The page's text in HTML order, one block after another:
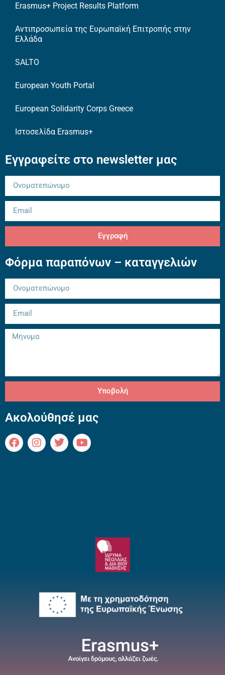
Erasmus+ Project Results Platform
Αντιπροσωπεία της Ευρωπαϊκή Επιτροπής στην
Ελλάδα
SALTO
European Youth Portal
European Solidarity Corps Greece
Ιστοσελίδα Erasmus+
Εγγραφείτε στο newsletter μας
Εγγραφή
Φόρμα παραπόνων – καταγγελιών
Υποβολή
Ακολούθησέ μας